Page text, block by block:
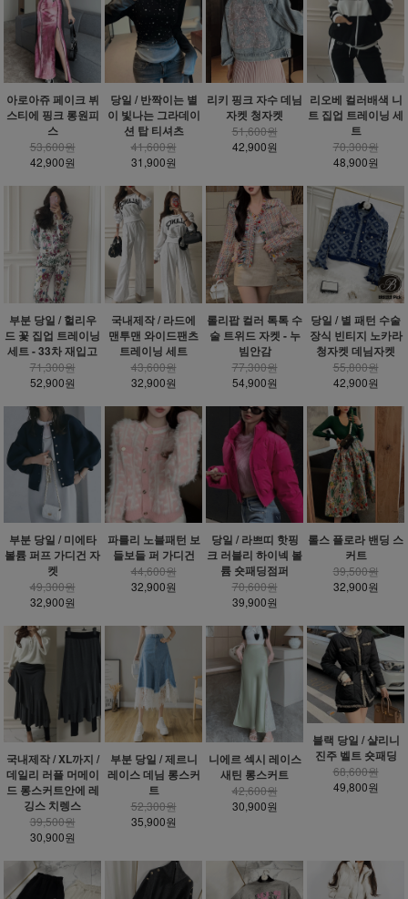
아로아쥬 페이크 뷔
스티에 핑크 롱원피
스
53,600원
42,900원
당일 / 반짝이는 별
이 빛나는 그라데이
션 탑 티셔츠
41,600원
31,900원
리키 핑크 자수 데님
자켓 청자켓
51,600원
42,900원
리오베 컬러배색 니
트 집업 트레이닝 세
트
70,300원
48,900원
부분 당일 / 헐리우
드 꽃 집업 트레이닝
세트 - 33차 재입고
71,300원
52,900원
국내제작 / 라드에
맨투맨 와이드팬츠
트레이닝 세트
43,600원
32,900원
롤리팝 컬러 톡톡 수
술 트위드 자켓 - 누
빔안감
77,300원
54,900원
당일 / 별 패턴 수술
장식 빈티지 노카라
청자켓 데님자켓
55,800원
42,900원
부분 당일 / 미에타
볼륨 퍼프 가디건 자
켓
49,300원
32,900원
파를리 노블패턴 보
들보들 퍼 가디건
44,600원
32,900원
당일 / 라쁘띠 핫핑
크 러블리 하이넥 볼
륨 숏패딩점퍼
70,600원
39,900원
롤스 플로라 밴딩 스
커트
39,500원
32,900원
국내제작 / XL까지 /
데일리 러플 머메이
드 롱스커트안에 레
깅스 치렝스
39,500원
30,900원
부분 당일 / 제르니
레이스 데님 롱스커
트
52,300원
35,900원
니에르 섹시 레이스
새틴 롱스커트
42,600원
30,900원
블랙 당일 / 샬리니
진주 벨트 숏패딩
68,600원
49,800원